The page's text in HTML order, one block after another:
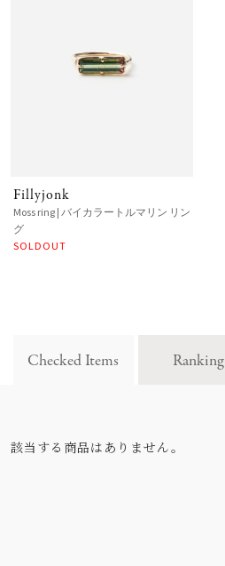
Fillyjonk
Moss ring | バイカラートルマリン リン
グ
SOLDOUT
Checked Items Ranking
該当する商品はありません。